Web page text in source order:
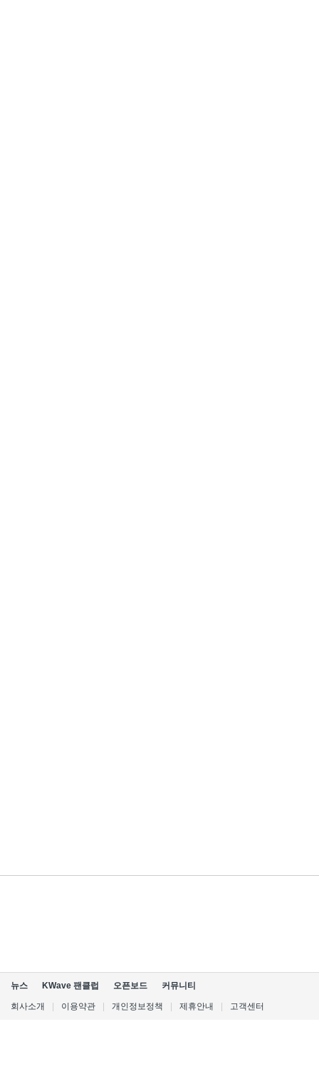
뉴스 KWave 팬클럽 오픈보드 커뮤니티
회사소개 이용약관 개인정보정책 제휴안내 고객센터